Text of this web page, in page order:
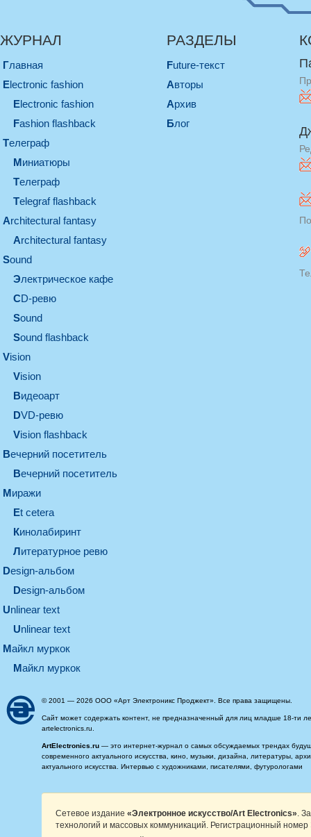
ЖУРНАЛ
Главная
electronic fashion
electronic fashion
Fashion flashback
телеграф
миниатюры
телеграф
Telegraf flashback
architectural fantasy
architectural fantasy
sound
электрическое кафе
CD-ревю
sound
Sound flashback
vision
vision
видеоарт
DVD-ревю
Vision flashback
вечерний посетитель
вечерний посетитель
миражи
et cetera
кинолабиринт
литературное ревю
design-альбом
design-альбом
unlinear text
Unlinear text
майкл муркок
майкл муркок
РАЗДЕЛЫ
Future-текст
Авторы
Архив
Блог
© 2001 — 2026 ООО «Арт Электроникс Проджект». Все права защищены.
Сайт может содержать контент, не предназначенный для лиц младше 18-ти
artelectronics.ru.
ArtElectronics.ru — это интернет-журнал о самых обсуждаемых трендах
современного актуального искусства, кино, музыки, дизайна, литературы,
актуального искусства. Интервью с художниками, писателями, футурологами
Сетевое издание «Электронное искусство/Art Electronics» .
технологий и массовых коммуникаций. Регистрационный